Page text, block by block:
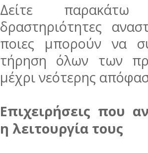
Δείτε παρακάτω
δραστηριότητες
ποιες μπορούν να
τήρηση όλων των
μέχρι νεότερης
Επιχειρήσεις που
η λειτουργία τους